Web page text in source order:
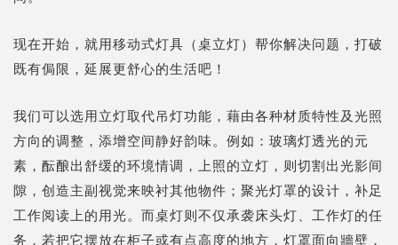
现在开始，就用移动式灯具（桌立灯）帮你解决问题，打破
既有侷限，延展更舒心的生活吧！
我们可以选用立灯取代吊灯功能，藉由各种材质特性及光照
方向的调整，添增空间静好韵味。例如：玻璃灯透光的元
素，酝酿出舒缓的环境情调，上照的立灯，则切割出光影间
隙，创造主副视觉来映衬其他物件；聚光灯罩的设计，补足
工作阅读上的用光。而桌灯则不仅承袭床头灯、工作灯的任
务，若把它摆放在柜子或有点高度的地方，灯罩面向牆壁，